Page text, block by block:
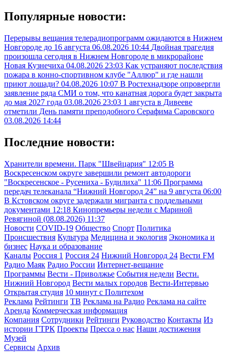
Популярные новости:
Перерывы вещания телерадиопрограмм ожидаются в Нижнем
Новгороде до 16 августа 06.08.2026 10:44 Двойная трагедия
произошла сегодня в Нижнем Новгороде в микрорайоне
Новая Кузнечиха 04.08.2026 23:03 Как устраняют последствия
пожара в конно-спортивном клубе "Аллюр" и где нашли
приют лошади? 04.08.2026 10:07 В Ростехнадзоре опровергли
заявление ряда СМИ о том, что канатная дорога будет закрыта
до мая 2027 года 03.08.2026 23:03 1 августа в Дивееве
отметили День памяти преподобного Серафима Саровского
03.08.2026 14:44
Последние новости:
Хранители времени. Парк "Швейцария" 12:05 В
Воскресенском округе завершили ремонт автодороги
"Воскресенское - Русениха - Будилиха" 11:06 Программа
передач телеканала “Нижний Новгород 24” на 9 августа 06:00
В Кстовском округе задержали мигранта с поддельными
документами 12:18 Кинопремьеры недели с Мариной
Ревягиной (08.08.2026) 11:37
Новости COVID-19 Общество Спорт Политика
Происшествия Культура Медицина и экология Экономика и
бизнес Наука и образование
Каналы Россия 1 Россия 24 Нижний Новгород 24 Вести FM
Радио Маяк Радио России Интернет-вещание
Программы Вести - Приволжье События недели Вести.
Нижний Новгород Вести малых городов Вести-Интервью
Открытая студия 10 минут с Политехом
Реклама Рейтинги ТВ Реклама на Радио Реклама на сайте
Аренда Коммерческая информация
Компания Сотрудники Рейтинги Руководство Контакты Из
истории ГТРК Проекты Пресса о нас Наши достижения
Музей
Сервисы Архив